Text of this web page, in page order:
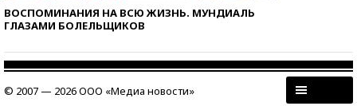
ВОСПОМИНАНИЯ НА ВСЮ ЖИЗНЬ. МУНДИАЛЬ
ГЛАЗАМИ БОЛЕЛЬЩИКОВ
© 2007 — 2026 ООО «Медиа новости»